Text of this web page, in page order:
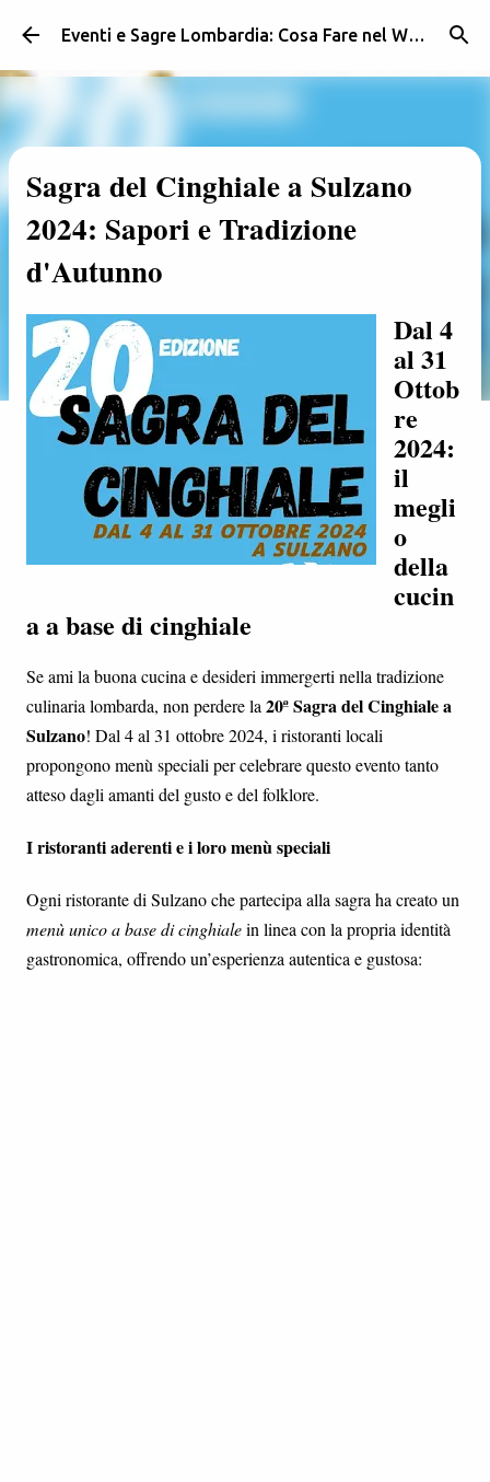
Passa ai contenuti principali Eventi e Sagre Lombardia: Cosa Fare nel Weekend | Weekendidea
Sagra del Cinghiale a Sulzano
2024: Sapori e Tradizione
d'Autunno
Dal 4
al 31
Ottob
re
2024:
il
megli
o
della
cucin
a a base di cinghiale
Se ami la buona cucina e desideri immergerti nella tradizione
culinaria lombarda, non perdere la 20ª Sagra del Cinghiale a
Sulzano! Dal 4 al 31 ottobre 2024, i ristoranti locali
propongono menù speciali per celebrare questo evento tanto
atteso dagli amanti del gusto e del folklore.
I ristoranti aderenti e i loro menù speciali
Ogni ristorante di Sulzano che partecipa alla sagra ha creato un
menù unico a base di cinghialein linea con la propria identità
gastronomica, offrendo un’esperienza autentica e gustosa: